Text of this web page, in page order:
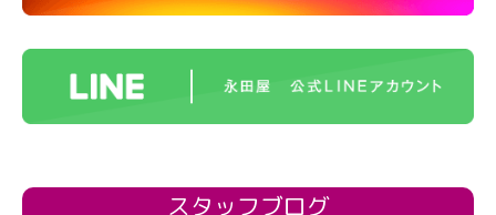
スタッフブログ